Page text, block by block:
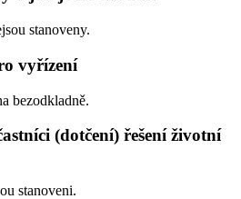
stanoveny.
vyřízení
bezodkladně.
(dotčení) řešení životní
stanoveni.